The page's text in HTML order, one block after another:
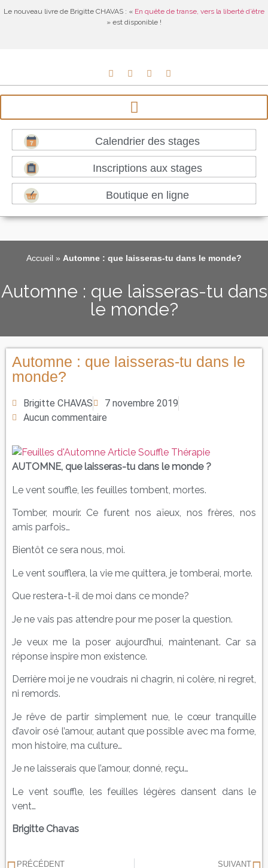
Le nouveau livre de Brigitte CHAVAS : « En quête de transe, vers la liberté d’être
» est disponible !
Calendrier des stages
Inscriptions aux stages
Boutique en ligne
Accueil » Automne : que laisseras-tu dans le monde?
Automne : que laisseras-tu dans
le monde?
Automne : que laisseras-tu dans le
monde?
Brigitte CHAVAS
7 novembre 2019
Aucun commentaire
AUTOMNE, que laisseras-tu dans le monde ?
Le vent souffle, les feuilles tombent, mortes.
Tomber, mourir. Ce furent nos aïeux, nos frères, nos
amis parfois…
Bientôt ce sera nous, moi.
Le vent soufflera, la vie me quittera, je tomberai, morte.
Que restera-t-il de moi dans ce monde?
Je ne vais pas attendre pour me poser la question.
Je veux me la poser aujourd’hui, maintenant. Car sa
réponse inspire mon existence.
Derrière moi je ne voudrais ni chagrin, ni colère, ni regret,
ni remords.
Je rêve de partir simplement nue, le cœur tranquille
d’avoir osé l’amour, autant que possible avec ma forme,
mon histoire, ma culture…
Je ne laisserais que l’amour, donné, reçu…
Le vent souffle, les feuilles légères dansent dans le
vent…
Brigitte Chavas
PRÉCÉDENT SUIVANT